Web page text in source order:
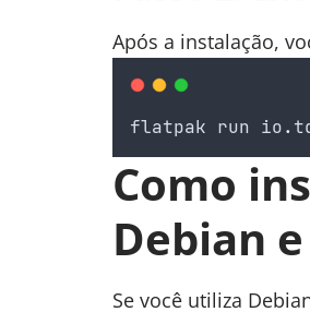
Após a instalação,
flatpak run io.
Como
Debian
Se você utiliza